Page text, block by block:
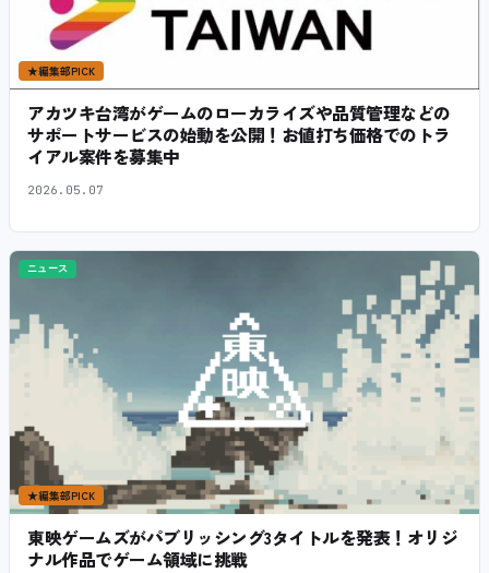
★編集部PICK
アカツキ台湾がゲームのローカライズや品質管理などの
サポートサービスの始動を公開！お値打ち価格でのトラ
イアル案件を募集中
2026.05.07
ニュース
★編集部PICK
東映ゲームズがパブリッシング3タイトルを発表！オリジ
ナル作品でゲーム領域に挑戦